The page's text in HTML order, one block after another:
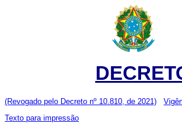
(Revogado pelo Decreto nº 10.810, de 2021)
Texto para impressão